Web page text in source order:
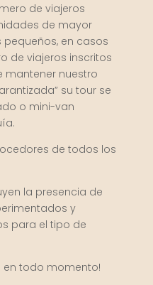
de viajeros
de mayor
en casos
de viajeros inscritos
mantener nuestro
su tour se
o mini-van
de todos los
la presencia de
y
para el tipo de
en todo momento!